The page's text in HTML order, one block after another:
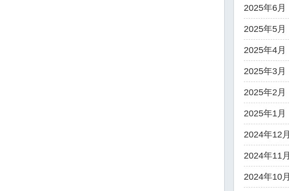
2025年6月
2025年5月
2025年4月
2025年3月
2025年2月
2025年1月
2024年12月
2024年11月
2024年10月